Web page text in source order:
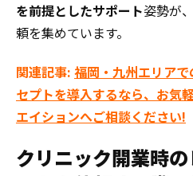
を前提としたサポート姿勢が
頼を集めています。
関連記事: 福岡・九州エリア
セプトを導入するなら、お気
エイションへご相談ください!
クリニック開業時